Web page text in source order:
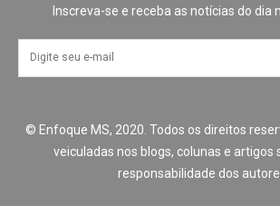
Inscreva-se e receba as notícias do dia
© Enfoque MS, 2020. Todos os direitos
veiculadas nos blogs, colunas e artigos
responsabilidade dos